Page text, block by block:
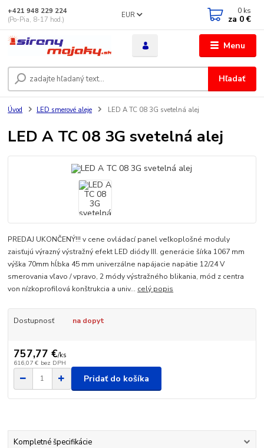
Menu
EUR
Hľadať
+421 948 229 224
(Po-Pia, 8-17 hod.)
0 ks
za 0 €
Úvod LED smerové aleje LED A TC 08 3G svetelná alej
LED A TC 08 3G svetelná alej
PREDAJ UKONČENÝ!!! v cene ovládací panel veľkoplošné moduly
zaisťujú výrazný výstražný efekt LED diódy III. generácie šírka 1067 mm
výška 70mm hĺbka 45 mm univerzálne napájacie napätie 12/24 V
smerovania vľavo / vpravo, 2 módy výstražného blikania, mód z centra
von nízkoprofilová konštrukcia a univ... celý popis
Dostupnosť na dopyt
757,77 €/ks
616,07 € bez DPH
Pridať do košíka
Kompletné špecifikácie